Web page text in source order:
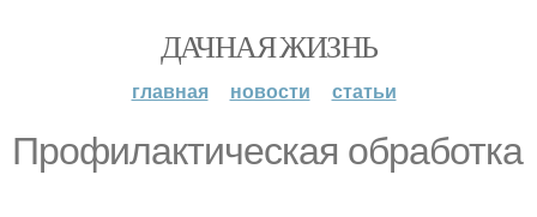
ДАЧНАЯ ЖИЗНЬ
главная новости статьи
Профилактическая обработка